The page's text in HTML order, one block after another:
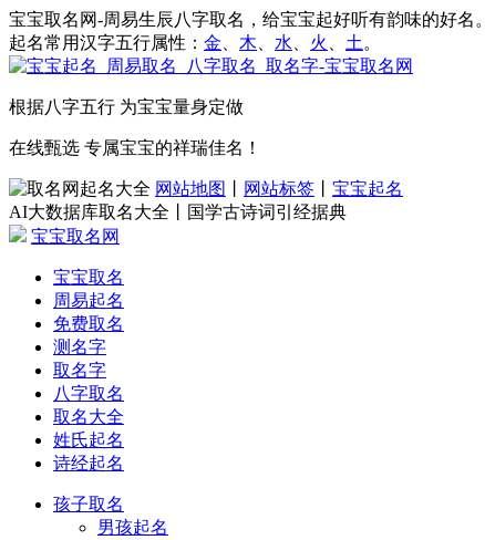
宝宝取名网-周易生辰八字取名，给宝宝起好听有韵味的好名。
起名常用汉字五行属性： 金 木 水 火 土 。
根据八字五行 为宝宝量身定做
在线甄选 专属宝宝的祥瑞佳名！
网站地图 网站标签
宝宝起名
AI大数据库取名大全丨国学古诗词引经据典
宝宝取名网
宝宝取名
周易起名
免费取名
测名字
取名字
八字取名
取名大全
姓氏起名
诗经起名
孩子取名
男孩起名